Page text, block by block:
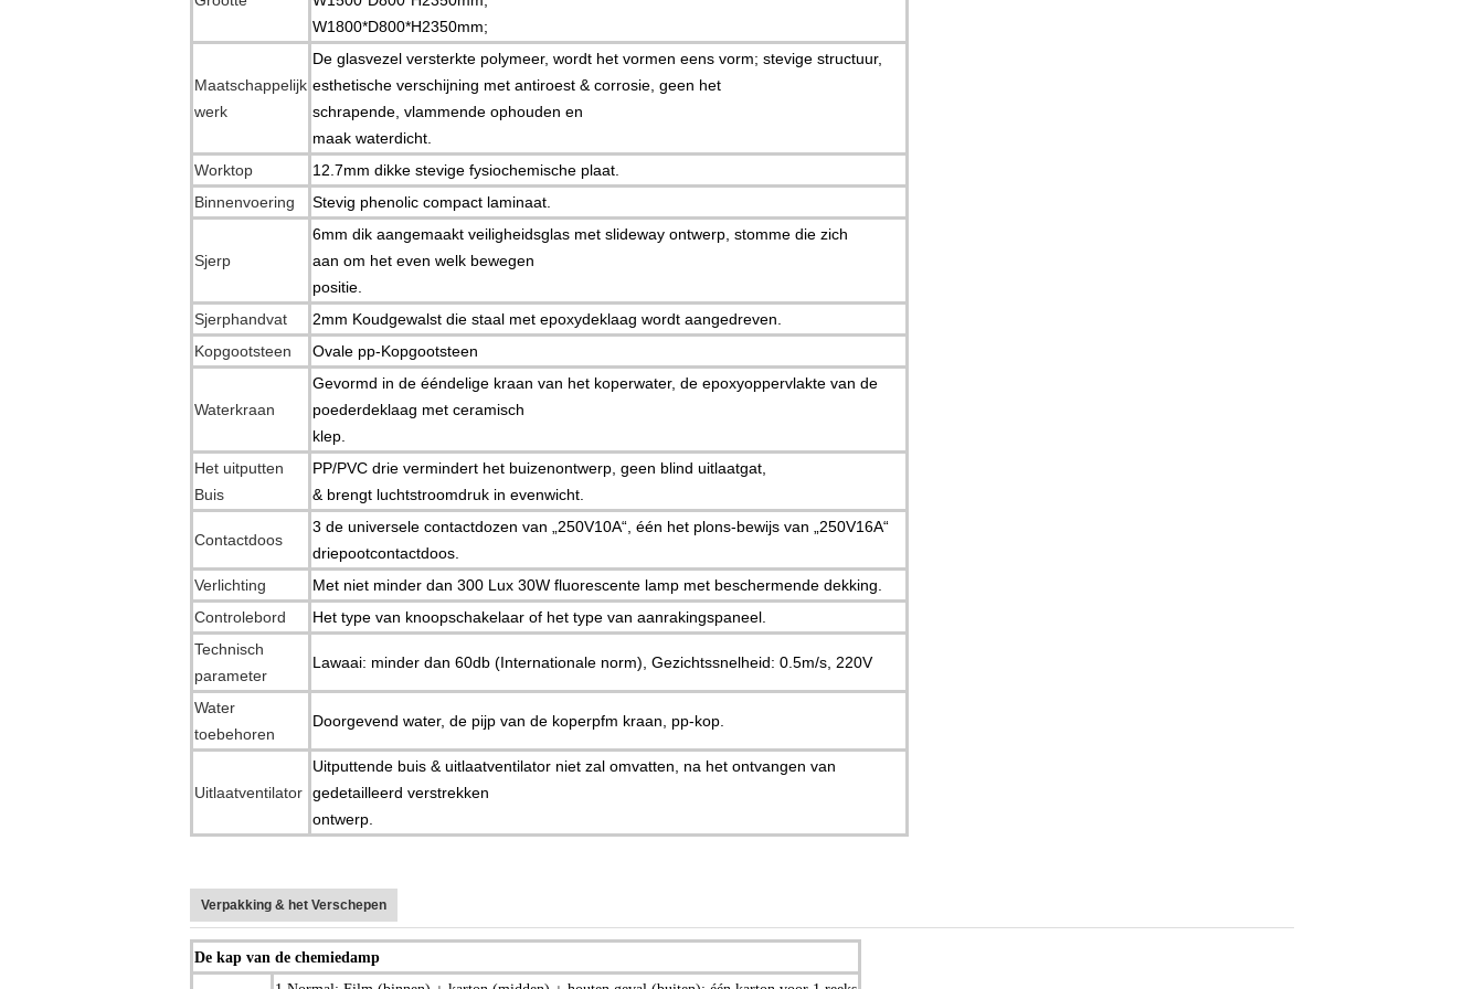
W1800*D800*H2350mm;
Maatschappelijk
werk
De glasvezel versterkte polymeer, wordt het vormen eens vorm; stevige structuur,
esthetische verschijning met antiroest & corrosie, geen het
schrapende, vlammende ophouden en
maak waterdicht.
Worktop
12.7mm dikke stevige fysiochemische plaat.
Binnenvoering
Stevig phenolic compact laminaat.
Sjerp
6mm dik aangemaakt veiligheidsglas met slideway ontwerp, stomme die zich
aan om het even welk bewegen
positie.
Sjerphandvat
2mm Koudgewalst die staal met epoxydeklaag wordt aangedreven.
Kopgootsteen
Ovale pp-Kopgootsteen
Waterkraan
Gevormd in de ééndelige kraan van het koperwater, de epoxyoppervlakte van de
poederdeklaag met ceramisch
klep.
Het uitputten
Buis
PP/PVC drie vermindert het buizenontwerp, geen blind uitlaatgat,
& brengt luchtstroomdruk in evenwicht.
Contactdoos
3 de universele contactdozen van „250V10A“, één het plons-bewijs van „250V16A“
driepootcontactdoos.
Verlichting
Met niet minder dan 300 Lux 30W fluorescente lamp met beschermende dekking.
Controlebord
Het type van knoopschakelaar of het type van aanrakingspaneel.
Technisch
parameter
Lawaai: minder dan 60db (Internationale norm), Gezichtssnelheid: 0.5m/s, 220V
Water
toebehoren
Doorgevend water, de pijp van de koperpfm kraan, pp-kop.
Uitlaatventilator
Uitputtende buis & uitlaatventilator niet zal omvatten, na het ontvangen van
gedetailleerd verstrekken
ontwerp.
Verpakking & het Verschepen
De kap van de chemiedamp